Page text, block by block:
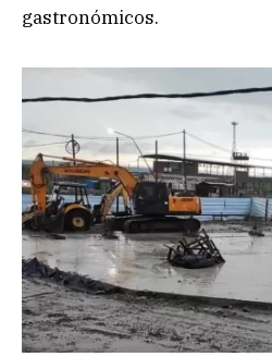
gastronómicos.